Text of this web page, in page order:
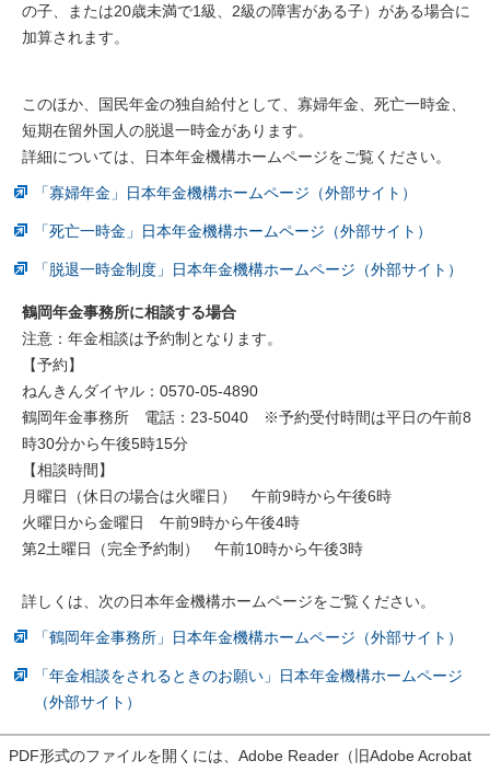
の子、または20歳未満で1級、2級の障害がある子）がある場合に
加算されます。
このほか、国民年金の独自給付として、寡婦年金、死亡一時金、
短期在留外国人の脱退一時金があります。
詳細については、日本年金機構ホームページをご覧ください。
「寡婦年金」日本年金機構ホームページ（外部サイト）
「死亡一時金」日本年金機構ホームページ（外部サイト）
「脱退一時金制度」日本年金機構ホームページ（外部サイト）
鶴岡年金事務所に相談する場合
注意：年金相談は予約制となります。
【予約】
ねんきんダイヤル：0570‐05‐4890
鶴岡年金事務所 電話：23‐5040 ※予約受付時間は平日の午前8
時30分から午後5時15分
【相談時間】
月曜日（休日の場合は火曜日） 午前9時から午後6時
火曜日から金曜日 午前9時から午後4時
第2土曜日（完全予約制） 午前10時から午後3時
詳しくは、次の日本年金機構ホームページをご覧ください。
「鶴岡年金事務所」日本年金機構ホームページ（外部サイト）
「年金相談をされるときのお願い」日本年金機構ホームページ
（外部サイト）
PDF形式のファイルを開くには、Adobe Reader（旧Adobe Acrobat